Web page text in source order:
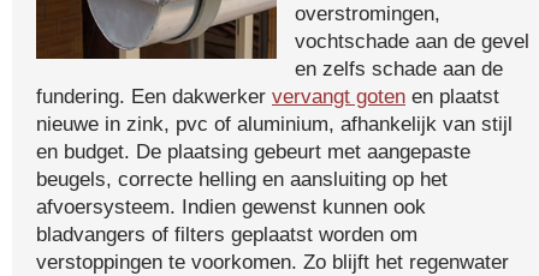
overstromingen,
vochtschade aan de gevel
en zelfs schade aan de
fundering. Een dakwerker vervangt goten en plaatst
nieuwe in zink, pvc of aluminium, afhankelijk van stijl
en budget. De plaatsing gebeurt met aangepaste
beugels, correcte helling en aansluiting op het
afvoersysteem. Indien gewenst kunnen ook
bladvangers of filters geplaatst worden om
verstoppingen te voorkomen. Zo blijft het regenwater